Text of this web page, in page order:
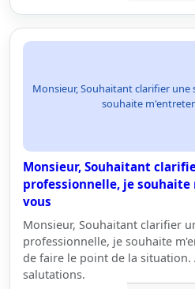
Monsieur, Souhaitant clarifier
souhaite
Monsieur, Souhaitant
professionnelle, je
vous
Monsieur, Souhaitant clarifier
professionnelle, je souhaite
de faire le point de la situation.
salutations.